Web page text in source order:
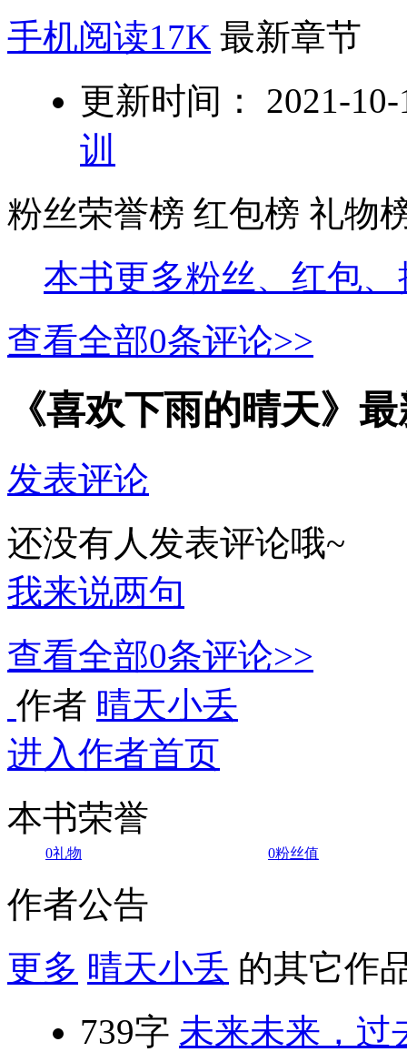
手机阅读17K 最新章节
更新时间： 2021-
训
粉丝荣誉榜 红包榜 礼物
本书更多粉丝、红包
查看全部0条评论>>
《喜欢下雨的晴天》
发表评论
还没有人发表评论哦~
我来说两句
查看全部0条评论>>
作者 晴天小丢
进入作者首页
本书荣誉
0礼物 0粉丝值
作者公告
更多 晴天小丢 的其它作
739字 未来未来，过